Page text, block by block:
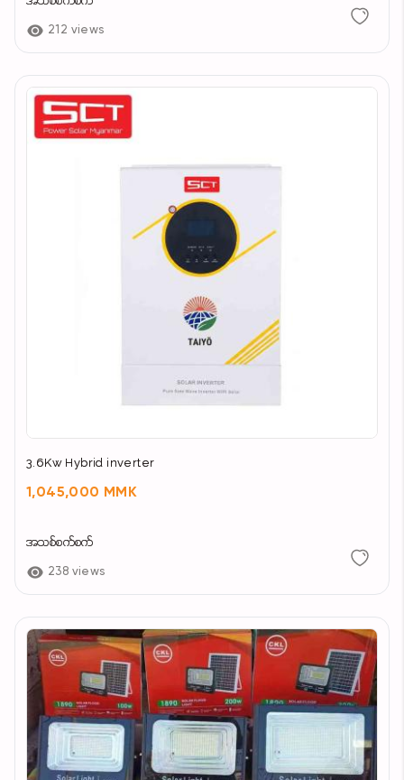
212 views
3.6Kw Hybrid inverter
1,045,000 MMK
အသစ်စက်စက်
238 views